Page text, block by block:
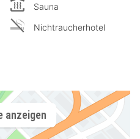
Sauna
Nichtraucherhotel
anzeigen